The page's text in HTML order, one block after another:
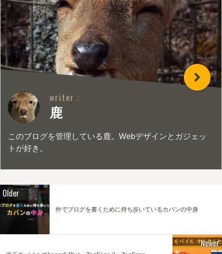
writer :
鹿
このブログを管理している鹿。Webデザインとガジェッ
トが好き。
Older
外でブログを書くために持ち歩いているカバンの中身
Newer